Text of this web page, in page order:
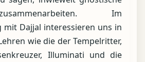
Im
mit Dajjal interessieren uns in
wie die der Tempelritter,
Illuminati und die